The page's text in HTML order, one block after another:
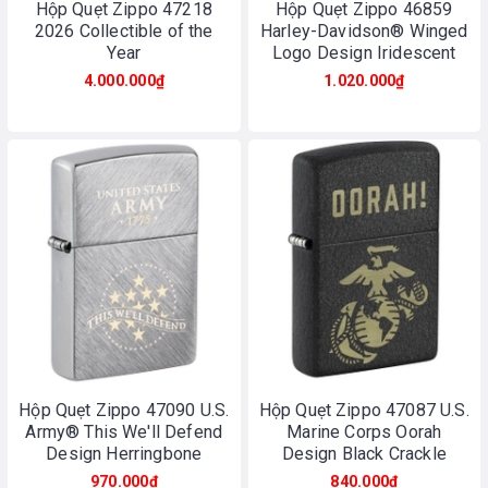
Hộp Quẹt Zippo 47218
2026 Collectible of the
Year
4.000.000₫
Hộp Quẹt Zippo 46859
Harley-Davidson® Winged
Logo Design Iridescent
1.020.000₫
Hộp Quẹt Zippo 47090 U.S.
Army® This We'll Defend
Design Herringbone
Sweep
970.000₫
Hộp Quẹt Zippo 47087 U.S.
Marine Corps Oorah
Design Black Crackle
840.000₫